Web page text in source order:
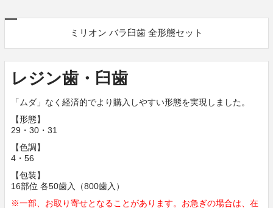
ミリオン バラ臼歯 全形態セット
レジン歯・臼歯
「ムダ」なく経済的でより購入しやすい形態を実現しました。
【形態】
29・30・31
【色調】
4・56
【包装】
16部位 各50歯入（800歯入）
※一部、お取り寄せとなることがあります。お急ぎの場合は、在